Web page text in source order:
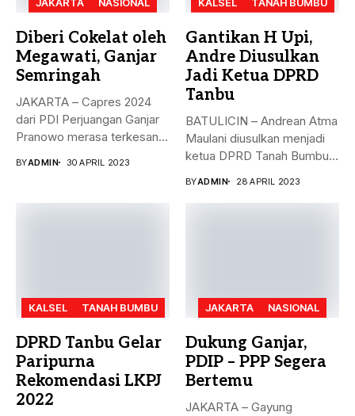
Diberi Cokelat oleh
Megawati, Ganjar
Semringah
JAKARTA – Capres 2024
dari PDI Perjuangan Ganjar
Pranowo merasa terkesan
BYADMIN 30 APRIL 2023
Gantikan H Upi,
Andre Diusulkan
Jadi Ketua DPRD
Tanbu
BATULICIN – Andrean Atma
Maulani diusulkan menjadi
ketua DPRD Tanah Bumbu,
BYADMIN 28 APRIL 2023
KALSEL TANAH BUMBU
DPRD Tanbu Gelar
Paripurna
Rekomendasi LKPJ
2022
JAKARTA NASIONAL
Dukung Ganjar,
PDIP – PPP Segera
Bertemu
JAKARTA – Gayung